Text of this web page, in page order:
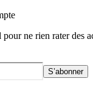
ne rien rater des
S’abonner